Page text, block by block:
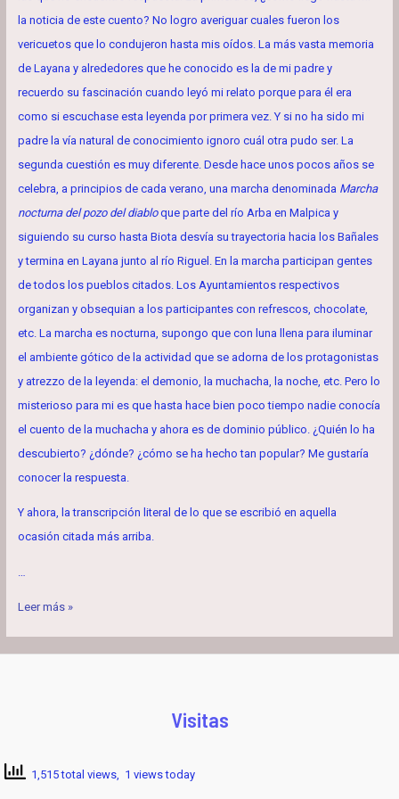
la noticia de este cuento? No logro averiguar cuales fueron los
vericuetos que lo condujeron hasta mis oídos. La más vasta memoria
de Layana y alrededores que he conocido es la de mi padre y
recuerdo su fascinación cuando leyó mi relato porque para él era
como si escuchase esta leyenda por primera vez. Y si no ha sido mi
padre la vía natural de conocimiento ignoro cuál otra pudo ser. La
segunda cuestión es muy diferente. Desde hace unos pocos años se
celebra, a principios de cada verano, una marcha denominada Marcha
nocturna del pozo del diabloque parte del río Arba en Malpica y
siguiendo su curso hasta Biota desvía su trayectoria hacia los Bañales
y termina en Layana junto al río Riguel. En la marcha participan gentes
de todos los pueblos citados. Los Ayuntamientos respectivos
organizan y obsequian a los participantes con refrescos, chocolate,
etc. La marcha es nocturna, supongo que con luna llena para iluminar
el ambiente gótico de la actividad que se adorna de los protagonistas
y atrezzo de la leyenda: el demonio, la muchacha, la noche, etc. Pero lo
misterioso para mi es que hasta hace bien poco tiempo nadie conocía
el cuento de la muchacha y ahora es de dominio público. ¿Quién lo ha
descubierto? ¿dónde? ¿cómo se ha hecho tan popular? Me gustaría
conocer la respuesta.
Y ahora, la transcripción literal de lo que se escribió en aquella
ocasión citada más arriba.
EL
DE
Leer más »
Visitas
1,515 total views, 1 views today